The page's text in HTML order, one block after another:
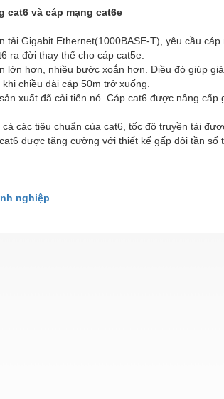
cat6 và cáp mạng cat6e
tải Gigabit Ethernet(1000BASE-T), yêu cầu
ra đời thay thế cho cáp cat5e.
lớn hơn, nhiều bước xoắn hơn. Điều đó giúp
chiều dài cáp 50m trở xuống.
xuất đã cải tiến nó. Cáp cat6 được nâng
các tiêu chuẩn của cat6, tốc độ truyền tải
được tăng cường với thiết kế gấp đôi tần
nghiệp